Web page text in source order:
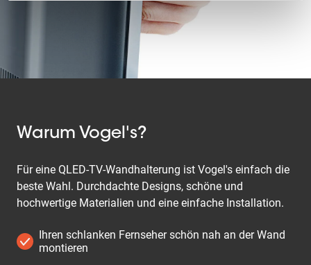
Warum Vogel's?
Für eine QLED-TV-Wandhalterung ist Vogel's einfach die
beste Wahl. Durchdachte Designs, schöne und
hochwertige Materialien und eine einfache Installation.
Ihren schlanken Fernseher schön nah an der Wand
montieren